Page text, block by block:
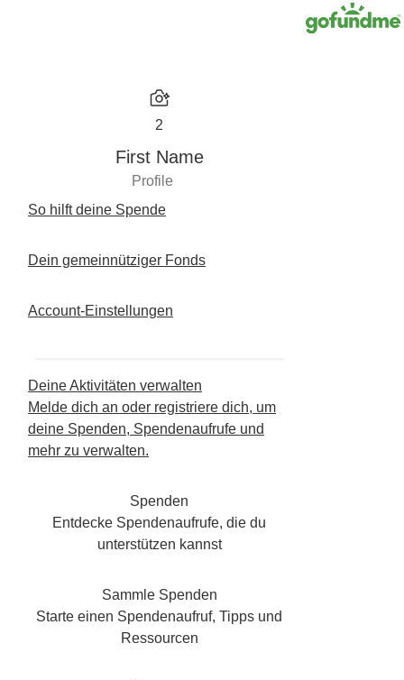
2
First Name
Profile
So hilft deine Spende
Dein gemeinnütziger Fonds
Account-Einstellungen
Deine Aktivitäten verwalten
Melde dich an oder registriere dich, um
deine Spenden, Spendenaufrufe und
mehr zu verwalten.
Spenden
Entdecke Spendenaufrufe, die du
unterstützen kannst
Sammle Spenden
Starte einen Spendenaufruf, Tipps und
Ressourcen